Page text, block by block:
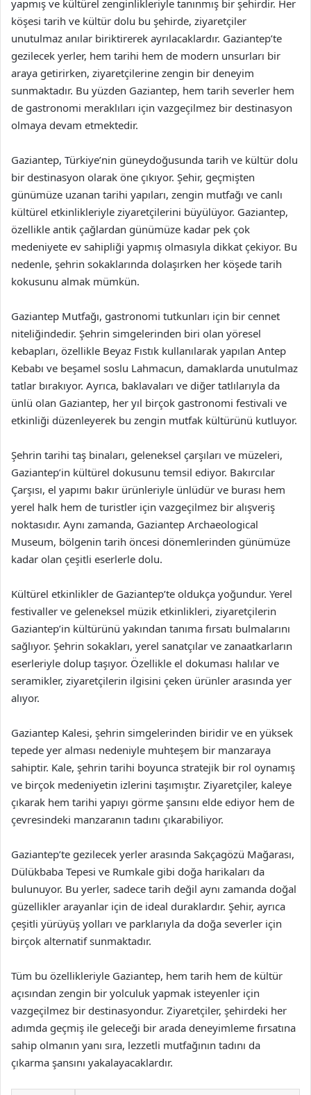
yapmış ve kültürel zenginlikleriyle tanınmış bir şehirdir. Her
köşesi tarih ve kültür dolu bu şehirde, ziyaretçiler
unutulmaz anılar biriktirerek ayrılacaklardır. Gaziantep’te
gezilecek yerler, hem tarihi hem de modern unsurları bir
araya getirirken, ziyaretçilerine zengin bir deneyim
sunmaktadır. Bu yüzden Gaziantep, hem tarih severler hem
de gastronomi meraklıları için vazgeçilmez bir destinasyon
olmaya devam etmektedir.
Gaziantep, Türkiye’nin güneydoğusunda tarih ve kültür dolu
bir destinasyon olarak öne çıkıyor. Şehir, geçmişten
günümüze uzanan tarihi yapıları, zengin mutfağı ve canlı
kültürel etkinlikleriyle ziyaretçilerini büyülüyor. Gaziantep,
özellikle antik çağlardan günümüze kadar pek çok
medeniyete ev sahipliği yapmış olmasıyla dikkat çekiyor. Bu
nedenle, şehrin sokaklarında dolaşırken her köşede tarih
kokusunu almak mümkün.
Gaziantep Mutfağı, gastronomi tutkunları için bir cennet
niteliğindedir. Şehrin simgelerinden biri olan yöresel
kebapları, özellikle Beyaz Fıstık kullanılarak yapılan Antep
Kebabı ve beşamel soslu Lahmacun, damaklarda unutulmaz
tatlar bırakıyor. Ayrıca, baklavaları ve diğer tatlılarıyla da
ünlü olan Gaziantep, her yıl birçok gastronomi festivali ve
etkinliği düzenleyerek bu zengin mutfak kültürünü kutluyor.
Şehrin tarihi taş binaları, geleneksel çarşıları ve müzeleri,
Gaziantep’in kültürel dokusunu temsil ediyor. Bakırcılar
Çarşısı, el yapımı bakır ürünleriyle ünlüdür ve burası hem
yerel halk hem de turistler için vazgeçilmez bir alışveriş
noktasıdır. Aynı zamanda, Gaziantep Archaeological
Museum, bölgenin tarih öncesi dönemlerinden günümüze
kadar olan çeşitli eserlerle dolu.
Kültürel etkinlikler de Gaziantep’te oldukça yoğundur. Yerel
festivaller ve geleneksel müzik etkinlikleri, ziyaretçilerin
Gaziantep’in kültürünü yakından tanıma fırsatı bulmalarını
sağlıyor. Şehrin sokakları, yerel sanatçılar ve zanaatkarların
eserleriyle dolup taşıyor. Özellikle el dokuması halılar ve
seramikler, ziyaretçilerin ilgisini çeken ürünler arasında yer
alıyor.
Gaziantep Kalesi, şehrin simgelerinden biridir ve en yüksek
tepede yer alması nedeniyle muhteşem bir manzaraya
sahiptir. Kale, şehrin tarihi boyunca stratejik bir rol oynamış
ve birçok medeniyetin izlerini taşımıştır. Ziyaretçiler, kaleye
çıkarak hem tarihi yapıyı görme şansını elde ediyor hem de
çevresindeki manzaranın tadını çıkarabiliyor.
Gaziantep’te gezilecek yerler arasında Sakçagözü Mağarası,
Dülükbaba Tepesi ve Rumkale gibi doğa harikaları da
bulunuyor. Bu yerler, sadece tarih değil aynı zamanda doğal
güzellikler arayanlar için de ideal duraklardır. Şehir, ayrıca
çeşitli yürüyüş yolları ve parklarıyla da doğa severler için
birçok alternatif sunmaktadır.
Tüm bu özellikleriyle Gaziantep, hem tarih hem de kültür
açısından zengin bir yolculuk yapmak isteyenler için
vazgeçilmez bir destinasyondur. Ziyaretçiler, şehirdeki her
adımda geçmiş ile geleceği bir arada deneyimleme fırsatına
sahip olmanın yanı sıra, lezzetli mutfağının tadını da
çıkarma şansını yakalayacaklardır.